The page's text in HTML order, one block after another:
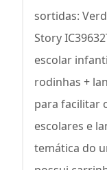
sortidas:
Story
escolar
rodinhas +
para facilitar
escolares e
temática do